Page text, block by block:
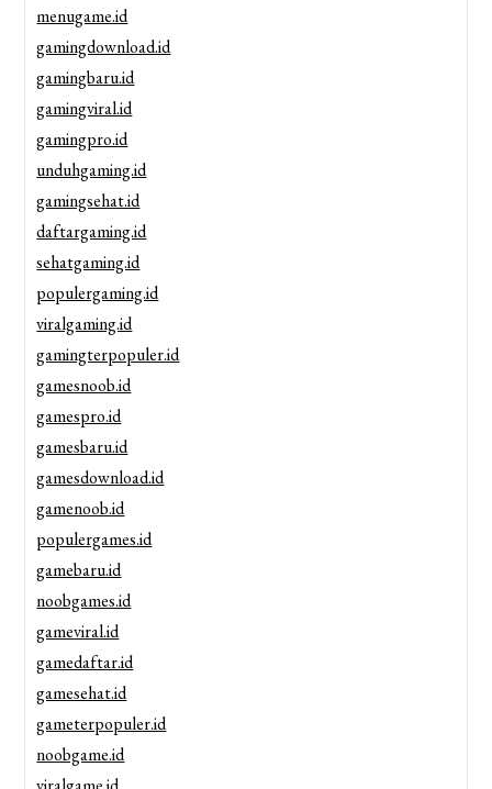
menugame.id
gamingdownload.id
gamingbaru.id
gamingviral.id
gamingpro.id
unduhgaming.id
gamingsehat.id
daftargaming.id
sehatgaming.id
populergaming.id
viralgaming.id
gamingterpopuler.id
gamesnoob.id
gamespro.id
gamesbaru.id
gamesdownload.id
gamenoob.id
populergames.id
gamebaru.id
noobgames.id
gameviral.id
gamedaftar.id
gamesehat.id
gameterpopuler.id
noobgame.id